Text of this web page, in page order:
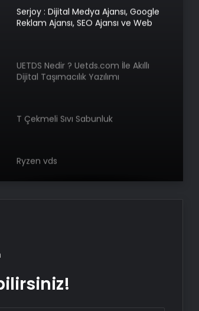
Serjoy : Dijital Medya Ajansı, Google
Reklam Ajansı, SEO Ajansı ve Web
UETDS Nedir ? Uetds.com İle Akıllı
Dijital Taşımacılık Yazılımı
T Çekmeli Sıvı Sabunluk
Ryzen vds